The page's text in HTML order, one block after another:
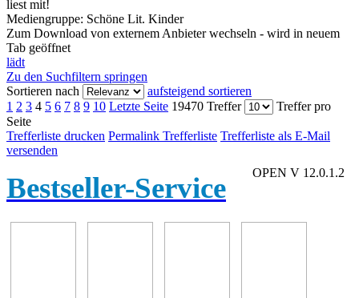
liest mit!
Mediengruppe: Schöne Lit. Kinder
Zum Download von externem Anbieter wechseln - wird in neuem
Tab geöffnet
lädt
Zu den Suchfiltern springen
Sortieren nach
aufsteigend sortieren
1 2 3 4 5 6 7 8 9 10 Letzte Seite 19470 Treffer
Treffer pro
Seite
Trefferliste drucken Permalink Trefferliste Trefferliste als E-Mail
versenden
OPEN V 12.0.1.2
Bestseller-Service